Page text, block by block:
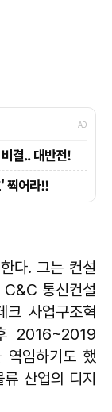
다. 그는 컨설
통신컨설
크 사업구조혁
2016~2019
역임하기도 했
산업의 디지